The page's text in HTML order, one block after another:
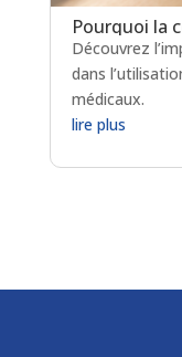
Découvrez
dans
médicaux.
lire plus